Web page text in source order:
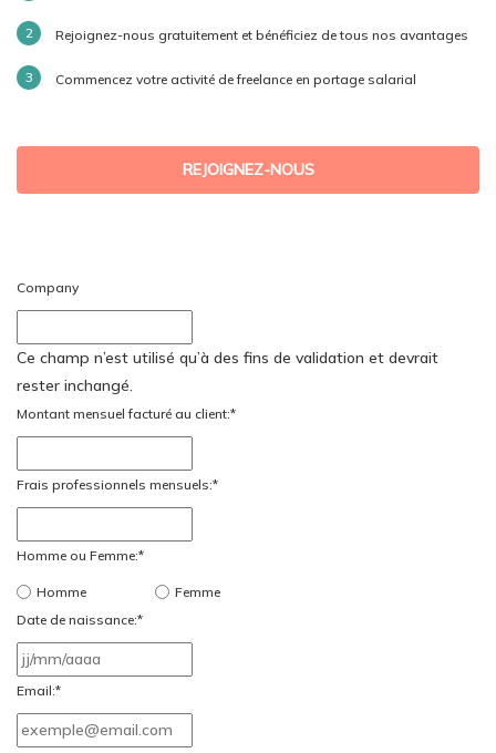
Rejoignez-nous gratuitement et bénéficiez de tous nos avantages
Commencez votre activité de freelance en portage salarial
REJOIGNEZ-NOUS
Company
Ce champ n’est utilisé qu’à des fins de validation et devrait
rester inchangé.
Montant mensuel facturé au client:*
Frais professionnels mensuels:*
Homme ou Femme:*
Homme
Femme
Date de naissance:*
slash
MM
Email:*